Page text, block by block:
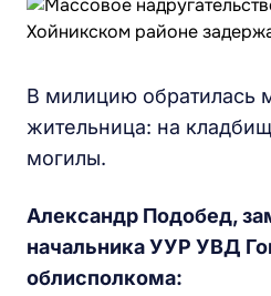
В милицию обратилась
жительница: на
могилы.
Александр Подобед,
начальника УУР УВД
облисполкома: